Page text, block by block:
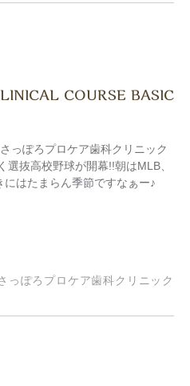
COURSE BASIC
っぽろプロケア歯科クリニック
選抜高校野球が開幕!!朝はMLB、
はたまらん季節ですなぁー♪
っぽろプロケア歯科クリニック